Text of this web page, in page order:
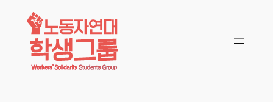
콘텐츠로
바로가기